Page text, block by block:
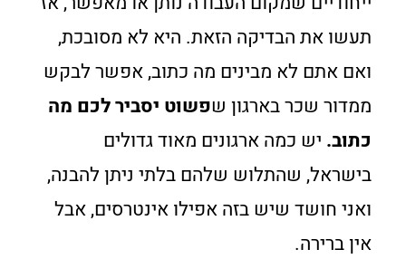
תעשו את הבדיקה הזאת. היא לא מסובכת,
ואם אתם לא מבינים מה כתוב, אפשר לבקש
ממדור שכר בארגון שפשוט יסביר לכם מה
כתוב. יש כמה ארגונים מאוד גדולים
בישראל, שהתלוש שלהם בלתי ניתן להבנה,
ואני חושד שיש בזה אפילו אינטרסים, אבל
אין ברירה.